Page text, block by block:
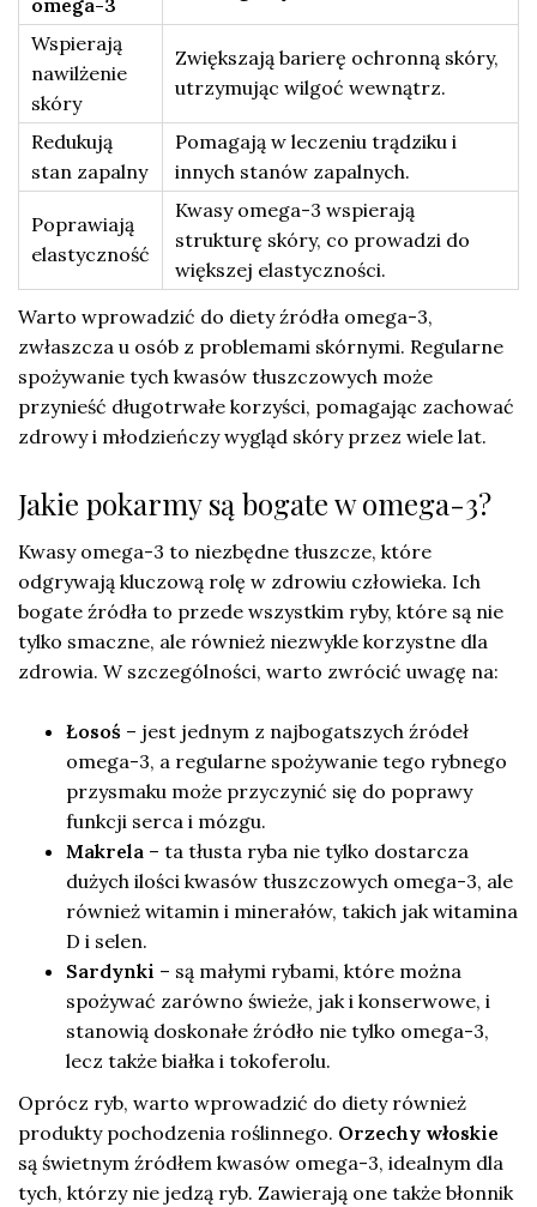
omega-3
Wspierają
nawilżenie
skóry
Zwiększają barierę ochronną skóry,
utrzymując wilgoć wewnątrz.
Redukują
stan zapalny
Pomagają w leczeniu trądziku i
innych stanów zapalnych.
Poprawiają
elastyczność
Kwasy omega-3 wspierają
strukturę skóry, co prowadzi do
większej elastyczności.
Warto wprowadzić do diety źródła omega-3,
zwłaszcza u osób z problemami skórnymi. Regularne
spożywanie tych kwasów tłuszczowych może
przynieść długotrwałe korzyści, pomagając zachować
zdrowy i młodzieńczy wygląd skóry przez wiele lat.
Jakie pokarmy są bogate w omega-3?
Kwasy omega-3 to niezbędne tłuszcze, które
odgrywają kluczową rolę w zdrowiu człowieka. Ich
bogate źródła to przede wszystkim ryby, które są nie
tylko smaczne, ale również niezwykle korzystne dla
zdrowia. W szczególności, warto zwrócić uwagę na:
Łosoś – jest jednym z najbogatszych źródeł
omega-3, a regularne spożywanie tego rybnego
przysmaku może przyczynić się do poprawy
funkcji serca i mózgu.
Makrela – ta tłusta ryba nie tylko dostarcza
dużych ilości kwasów tłuszczowych omega-3, ale
również witamin i minerałów, takich jak witamina
D i selen.
Sardynki – są małymi rybami, które można
spożywać zarówno świeże, jak i konserwowe, i
stanowią doskonałe źródło nie tylko omega-3,
lecz także białka i tokoferolu.
Oprócz ryb, warto wprowadzić do diety również
produkty pochodzenia roślinnego. Orzechy włoskie
są świetnym źródłem kwasów omega-3, idealnym dla
tych, którzy nie jedzą ryb. Zawierają one także błonnik